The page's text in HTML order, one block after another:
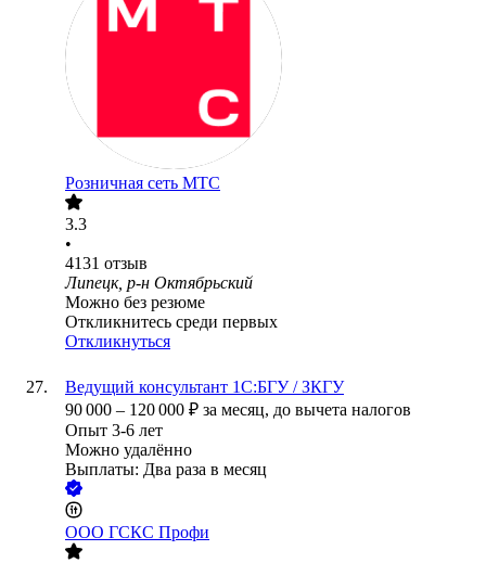
Розничная сеть МТС
3.3
•
4131 отзыв
Липецк, р-н Октябрьский
Можно без резюме
Откликнитесь среди первых
Откликнуться
Ведущий консультант 1С:БГУ / ЗКГУ
90 000 – 120 000 ₽ за месяц, до вычета налогов
Опыт 3-6 лет
Можно удалённо
Выплаты: Два раза в месяц
ООО ГСКС Профи